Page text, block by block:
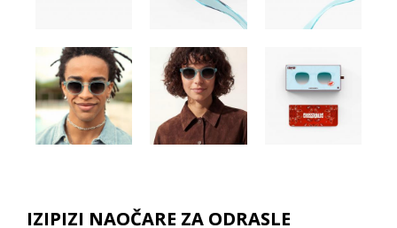
IZIPIZI NAOČARE ZA ODRASLE